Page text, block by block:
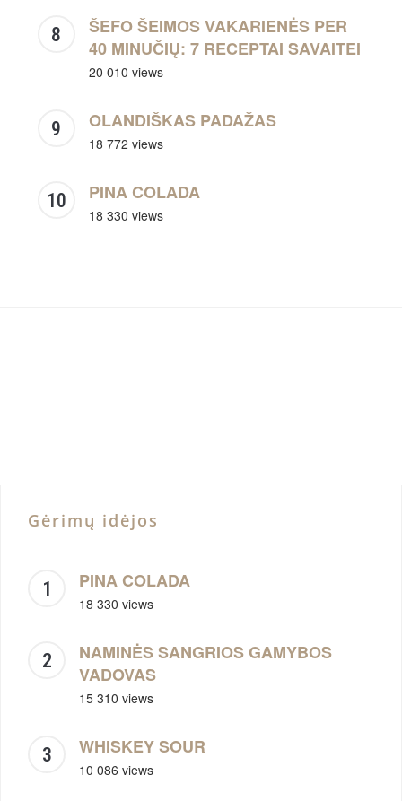
ŠEFO ŠEIMOS VAKARIENĖS PER
40 MINUČIŲ: 7 RECEPTAI SAVAITEI
20 010 views
OLANDIŠKAS PADAŽAS
18 772 views
PINA COLADA
18 330 views
Gėrimų idėjos
PINA COLADA
18 330 views
NAMINĖS SANGRIOS GAMYBOS
VADOVAS
15 310 views
WHISKEY SOUR
10 086 views